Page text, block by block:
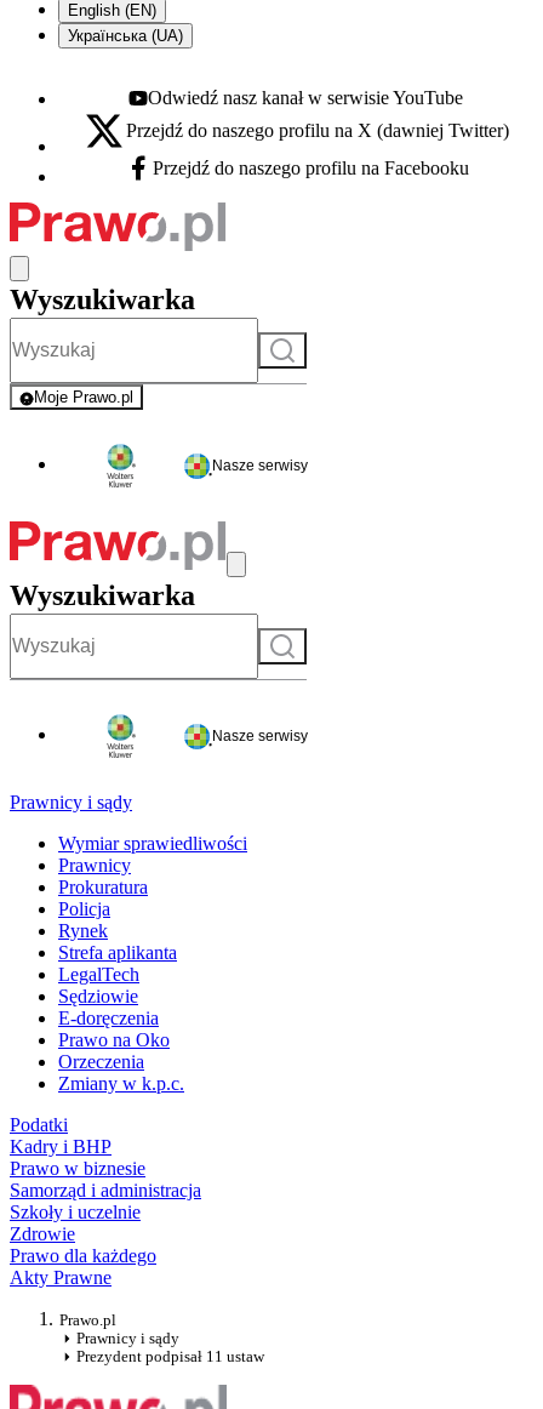
English (EN)
Українська (UA)
Youtube - otwiera się w nowej karcie
Odwiedź nasz kanał w serwisie YouTube
X - otwiera się w nowej karcie
Przejdź do naszego profilu na X (dawniej Twitter)
Facebook - otwiera się w nowej karcie
Przejdź do naszego profilu na Facebooku
Wyszukiwarka
Szukaj
Moje Prawo.pl
- rejestracja i logowanie do serwisu
Nasze serwisy
Wyszukiwarka
Szukaj
Nasze serwisy
Prawnicy i sądy
Wymiar sprawiedliwości
Prawnicy
Prokuratura
Policja
Rynek
Strefa aplikanta
LegalTech
Sędziowie
E-doręczenia
Prawo na Oko
Orzeczenia
Zmiany w k.p.c.
Podatki
Kadry i BHP
Prawo w biznesie
Samorząd i administracja
Szkoły i uczelnie
Zdrowie
Prawo dla każdego
Akty Prawne
Prawo.pl
Prawnicy i sądy
Prezydent podpisał 11 ustaw